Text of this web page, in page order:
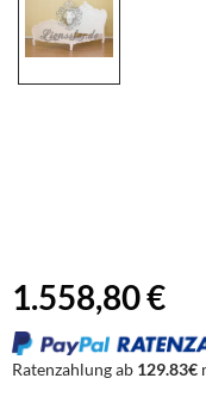
1.558,80 €
Ratenzahlung ab 129.83€